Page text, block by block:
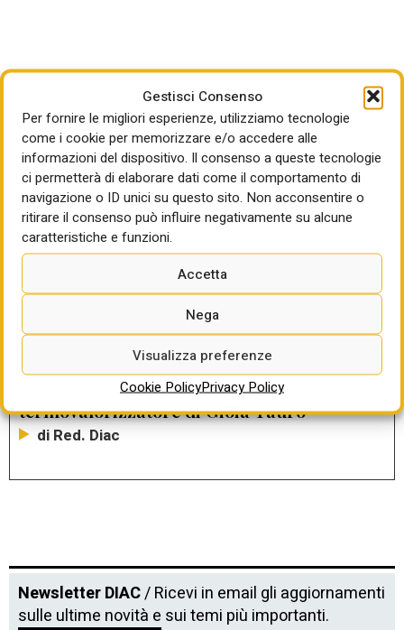
Gestisci Consenso
Per fornire le migliori esperienze, utilizziamo tecnologie
come i cookie per memorizzare e/o accedere alle
informazioni del dispositivo. Il consenso a queste tecnologie
ci permetterà di elaborare dati come il comportamento di
navigazione o ID unici su questo sito. Non acconsentire o
ritirare il consenso può influire negativamente su alcune
caratteristiche e funzioni.
Accetta
Nega
Visualizza preferenze
Cookie PolicyPrivacy Policy
LEGGI ANCHE
IL BANDO DEL GIORNO
Alto Adriatico, 57 milioni per il verde
autostradale
di Mercedes Tascedda
IL BANDO DEL GIORNO
Trieste, PPP da 316 mln per realizzare il
Molo VIII del porto
di Mercedes Tascedda
ONSAI CRESME-CNAPPC
Bandi SAI: metrò Firenze-Prato e
termovalorizzatore di Gioia Tauro
di Red. Diac
Newsletter DIAC/ Ricevi in email gli aggiornamenti
sulle ultime novità e sui temi più importanti.